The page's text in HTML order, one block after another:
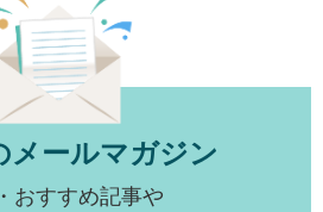
メールマガジン
おすすめ記事や